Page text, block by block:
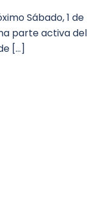
Sábado, 1 de
parte activa del
[…]